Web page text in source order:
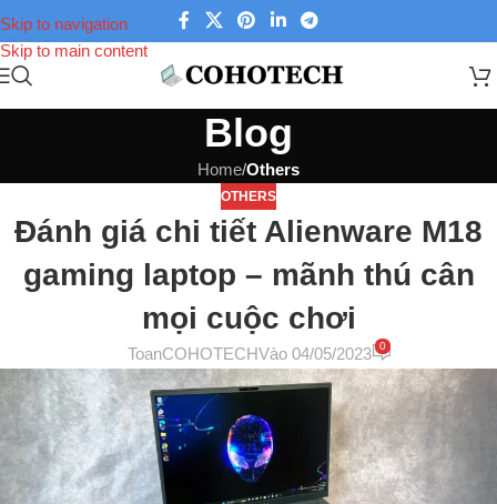
Skip to navigation
Skip to main content
Blog
Home/Others
OTHERS
Đánh giá chi tiết Alienware M18
gaming laptop – mãnh thú cân
mọi cuộc chơi
ToanCOHOTECHVào 04/05/2023 0